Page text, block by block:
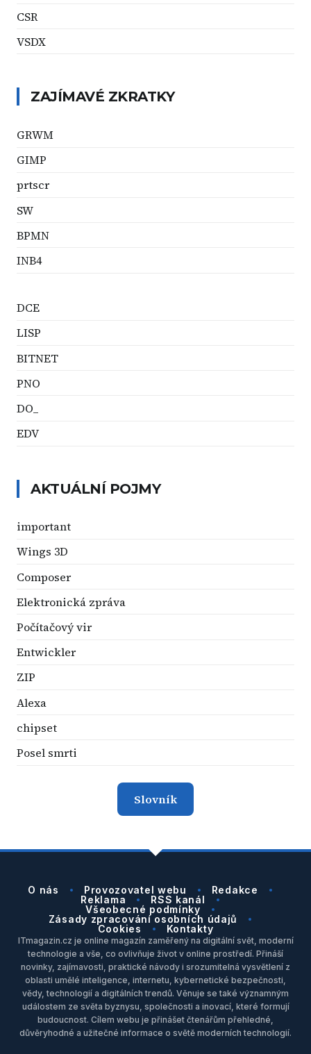
CSR
VSDX
ZAJÍMAVÉ ZKRATKY
GRWM
GIMP
prtscr
SW
BPMN
INB4
DCE
LISP
BITNET
PNO
DO_
EDV
AKTUÁLNÍ POJMY
important
Wings 3D
Composer
Elektronická zpráva
Počítačový vir
Entwickler
ZIP
Alexa
chipset
Posel smrti
Slovník
O nás Provozovatel webu
Redakce
Reklama
RSS kanál
Všeobecné podmínky
Zásady zpracování osobních údajů
Cookies
Kontakty
ITmagazin.cz je online magazín zaměřený na digitální svět, moderní
technologie a vše, co ovlivňuje život v online prostředí. Přináší
novinky, zajímavosti, praktické návody i srozumitelná vysvětlení z
oblasti umělé inteligence, internetu, kybernetické bezpečnosti,
vědy, technologií a digitálních trendů. Věnuje se také významným
událostem ze světa byznysu, společnosti a inovací, které formují
budoucnost. Cílem webu je přinášet čtenářům přehledné,
důvěryhodné a užitečné informace o světě moderních technologií.